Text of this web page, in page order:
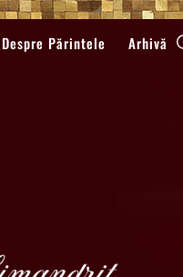
Despre Părintele Arhivă